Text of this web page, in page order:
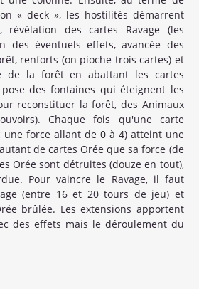
« deck », les hostilités démarrent
des cartes Ravage (les
des éventuels effets, avancée des
renforts (on pioche trois cartes) et
de la forêt en abattant les cartes
des fontaines qui éteignent les
reconstituer la forêt, des Animaux
Chaque fois qu'une carte
une force allant de 0 à 4) atteint une
de cartes Orée que sa force (de
Orée sont détruites (douze en tout),
Pour vaincre le Ravage, il faut
(entre 16 et 20 tours de jeu) et
brûlée. Les extensions apportent
des effets mais le déroulement du